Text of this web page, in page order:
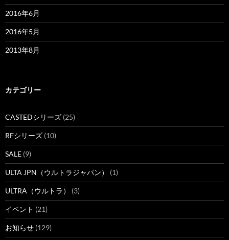
2016年6月
2016年5月
2013年8月
カテゴリー
CASTEDシリーズ (25)
RFシリーズ (10)
SALE (9)
ULTA JPN（ウルトラジャパン） (1)
ULTRA（ウルトラ） (3)
イベント (21)
お知らせ (129)